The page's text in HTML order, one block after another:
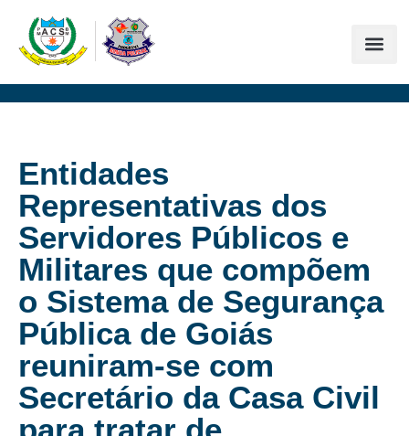
Entidades
Representativas dos
Servidores Públicos e
Militares que compõem
o Sistema de Segurança
Pública de Goiás
reuniram-se com
Secretário da Casa Civil